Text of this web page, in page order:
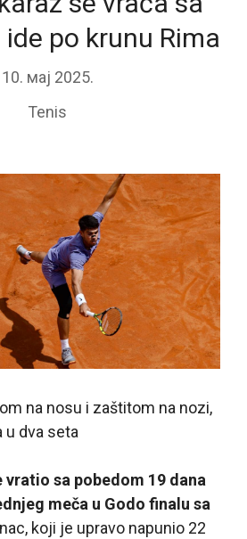
po krunu Rima
10. мај 2025.
Tenis
na nosu i zaštitom na nozi,
u dva seta
vratio sa pobedom 19 dana
meča u Godo finalu sa
koji je upravo napunio 22